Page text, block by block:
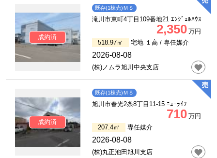
成約済
既存(1棟売)ＭＳ
滝川市東町4丁目109番地21 ｴﾝｼﾞｪﾙﾊｳｽ
2,350 万円
518.97㎡
宅地 １高 / 専任媒介
2026-08-08
(株)ノムラ旭川中央支店
成約済
既存(1棟売)ＭＳ
旭川市春光2条8丁目11-15 ﾆｭｰﾗｲﾌ
710 万円
207.4㎡
専任媒介
2026-08-08
(株)丸正池田旭川支店